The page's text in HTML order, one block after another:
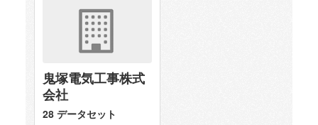
鬼塚電気工事株式
会社
28 データセット